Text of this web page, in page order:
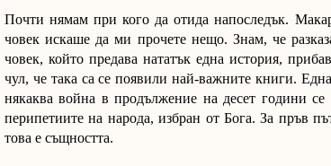
Почти нямам при кого да отида напоследък.
човек искаше да ми прочете нещо. Знам, че
човек, който предава нататък една история,
чул, че така са се появили най-важните книги.
някаква война в продължение на десет години се
перипетиите на народа, избран от Бога. За пръв
това е същността.